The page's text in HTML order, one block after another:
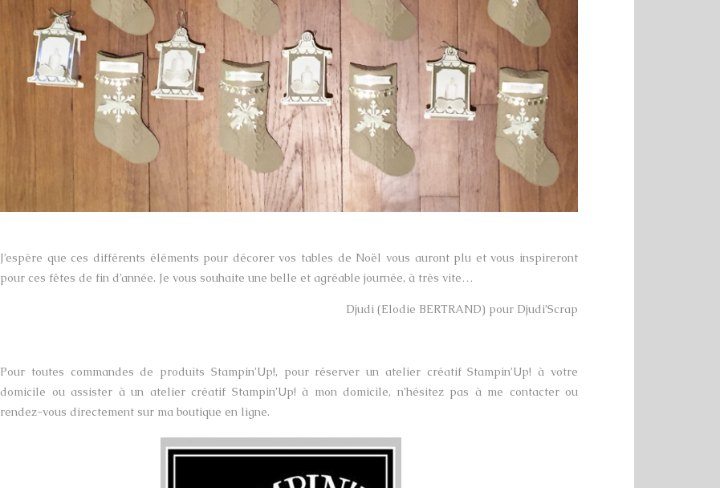
J’espère que ces différents éléments pour décorer vos tables de Noël vous auront plu et vous inspireront
pour ces fêtes de fin d’année. Je vous souhaite une belle et agréable journée, à très vite…
Djudi (Elodie BERTRAND) pour Djudi’Scrap
Pour toutes commandes de produits Stampin’Up!, pour réserver un atelier créatif Stampin’Up! à votre
domicile ou assister à un atelier créatif Stampin’Up! à mon domicile, n’hésitez pas à me contacter ou
rendez-vous directement sur ma boutique en ligne.